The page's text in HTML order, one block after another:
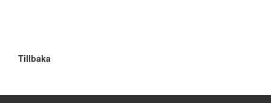
Tillbaka